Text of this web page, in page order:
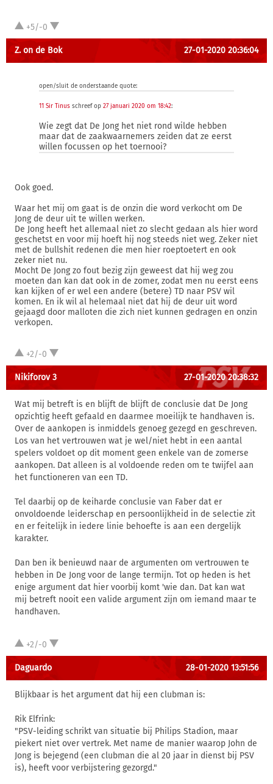
+5/-0
Z. on de Bok 27-01-2020 20:36:04
open/sluit de onderstaande quote:
11 Sir Tinus schreef op 27 januari 2020 om 18:42:
Wie zegt dat De Jong het niet rond wilde hebben
maar dat de zaakwaarnemers zeiden dat ze eerst
willen focussen op het toernooi?
Ook goed.
Waar het mij om gaat is de onzin die word verkocht om De
Jong de deur uit te willen werken.
De Jong heeft het allemaal niet zo slecht gedaan als hier word
geschetst en voor mij hoeft hij nog steeds niet weg. Zeker niet
met de bullshit redenen die men hier roeptoetert en ook
zeker niet nu.
Mocht De Jong zo fout bezig zijn geweest dat hij weg zou
moeten dan kan dat ook in de zomer, zodat men nu eerst eens
kan kijken of er wel een andere (betere) TD naar PSV wil
komen. En ik wil al helemaal niet dat hij de deur uit word
gejaagd door malloten die zich niet kunnen gedragen en onzin
verkopen.
+2/-0
Nikiforov 3 27-01-2020 20:38:32
Wat mij betreft is en blijft de blijft de conclusie dat De Jong
opzichtig heeft gefaald en daarmee moeilijk te handhaven is.
Over de aankopen is inmiddels genoeg gezegd en geschreven.
Los van het vertrouwen wat je wel/niet hebt in een aantal
spelers voldoet op dit moment geen enkele van de zomerse
aankopen. Dat alleen is al voldoende reden om te twijfel aan
het functioneren van een TD.
Tel daarbij op de keiharde conclusie van Faber dat er
onvoldoende leiderschap en persoonlijkheid in de selectie zit
en er feitelijk in iedere linie behoefte is aan een dergelijk
karakter.
Dan ben ik benieuwd naar de argumenten om vertrouwen te
hebben in De Jong voor de lange termijn. Tot op heden is het
enige argument dat hier voorbij komt 'wie dan. Dat kan wat
mij betreft nooit een valide argument zijn om iemand maar te
handhaven.
+2/-0
Daguardo 28-01-2020 13:51:56
Blijkbaar is het argument dat hij een clubman is:
Rik Elfrink:
"PSV-leiding schrikt van situatie bij Philips Stadion, maar
piekert niet over vertrek. Met name de manier waarop John de
Jong is bejegend (een clubman die al 20 jaar in dienst bij PSV
is), heeft voor verbijstering gezorgd."